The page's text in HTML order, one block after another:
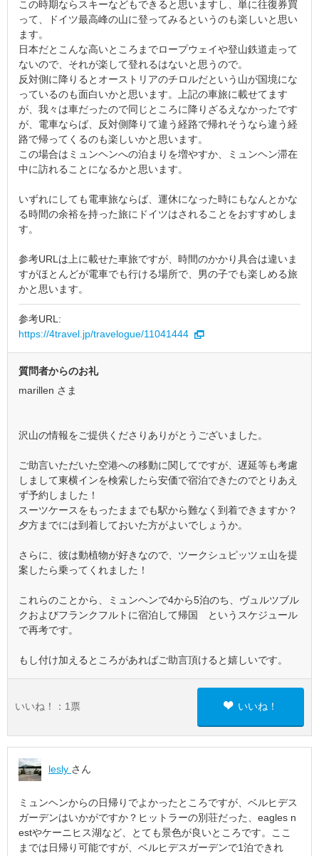
この時期ならスキーなどもできると思いますし、単に往復券買
って、ドイツ最高峰の山に登ってみるというのも楽しいと思い
ます。
日本だとこんな高いところまでロープウェイや登山鉄道走って
ないので、それが楽して登れるはないと思うので。
反対側に降りるとオーストリアのチロルだという山が国境にな
っているのも面白いかと思います。上記の車旅に載せてます
が、我々は車だったので同じところに降りざるえなかったです
が、電車ならば、反対側降りて違う経路で帰れそうなら違う経
路で帰ってくるのも楽しいかと思います。
この場合はミュンヘンへの泊まりを増やすか、ミュンヘン滞在
中に訪れることになるかと思います。
いずれにしても電車旅ならば、運休になった時にもなんとかな
る時間の余裕を持った旅にドイツはされることをおすすめしま
す。
参考URLは上に載せた車旅ですが、時間のかかり具合は違いま
すがほとんどが電車でも行ける場所で、男の子でも楽しめる旅
かと思います。
参考URL:
https://4travel.jp/travelogue/11041444
質問者からのお礼
marillen さま
沢山の情報をご提供くださりありがとうございました。
ご助言いただいた空港への移動に関してですが、遅延等も考慮
しまして東横インを検索したら安価で宿泊できたのでとりあえ
ず予約しました！
スーツケースをもったままでも駅から難なく到着できますか？
夕方までには到着しておいた方がよいでしょうか。
さらに、彼は動植物が好きなので、ツークシュピッツェ山を提
案したら乗ってくれました！
これらのことから、ミュンヘンで4から5泊のち、ヴュルツブル
クおよびフランクフルトに宿泊して帰国 というスケジュール
で再考です。
もし付け加えるところがあればご助言頂けると嬉しいです。
いいね！： 1 票 いいね！
lesly さん
ミュンヘンからの日帰りでよかったところですが、ベルヒデス
ガーデンはいかがですか？ヒットラーの別荘だった、eagles n
estやケーニヒス湖など、とても景色が良いところです。ここ
までは日帰り可能ですが、ベルヒデスガーデンで1泊できれ